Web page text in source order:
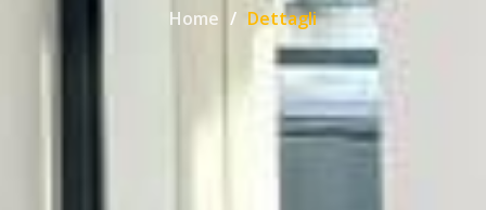
Home Dettagli